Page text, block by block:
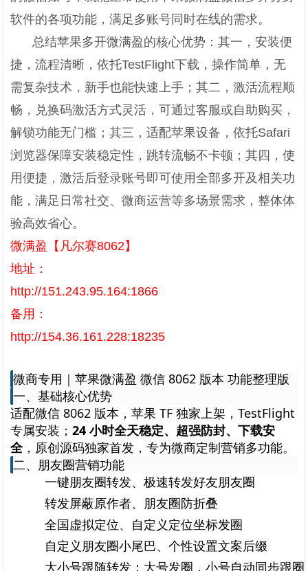
软件的各项功能，满足多账号同时在线的需求。
总结苹果多开微满盈的核心优势：其一，安装便
捷，流程清晰，依托TestFlight下载，操作简单，无
需复杂技术，新手也能快速上手；其二，激活流程顺
畅，兑换码激活方式灵活，可通过客服或自助购买，
解锁功能无门槛；其三，适配苹果设备，依托Safari
浏览器保障安装稳定性，跳转流畅不卡顿；其四，使
用便捷，激活后登录账号即可使用全部多开及相关功
能，满足日常社交、微商运营等多场景需求，整体体
验高效省心。
微满盈【凡尔赛8062】
地址：
http://151.243.95.164:1866
备用：
http://154.36.161.228:18235
微商专用｜苹果微满盈 微信 8062 版本 功能整理版
一、基础核心优势
适配微信 8062 版本，苹果 TF 独家上架，TestFlight
专属安装；24 小时全天稳定、超强防封、下载安
全，原创源码独家首发，专为微商定制营销多功能。
二、朋友圈营销功能
一键朋友圈转发、极速转发好友朋友圈
转发屏蔽原作者、朋友圈防折叠
全国虚拟定位、自定义定位坐标发圈
自定义朋友圈小尾巴、个性设置文案后缀
大小号跟随转发：大号发圈，小号自动同步跟圈